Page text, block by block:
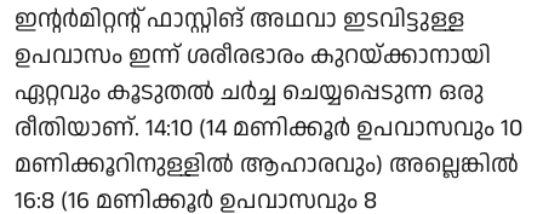
ഇന്റര്‍മിറ്റന്റ് ഫാസ്റ്റിങ് അഥവാ ഇടവിട്ടുള്ള
ഉപവാസം ഇന്ന് ശരീരഭാരം കുറയ്ക്കാനായി
ഏറ്റവും കൂടുതല്‍ ചര്‍ച്ച ചെയ്യപ്പെടുന്ന ഒരു
രീതിയാണ്. 14:10 (14 മണിക്കൂര്‍ ഉപവാസവും 10
മണിക്കൂറിനുള്ളില്‍ ആഹാരവും) അല്ലെങ്കില്‍
16:8 (16 മണിക്കൂര്‍ ഉപവാസവും 8